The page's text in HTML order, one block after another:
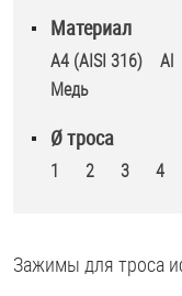
Материал
A4 (AISI 316) Al
Медь
Ø троса
1 2 3 4
Зажимы для троса